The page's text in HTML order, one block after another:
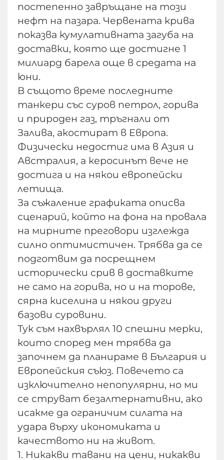
постепенно завръщане на този
нефт на пазара. Червената крива
показва кумулативната загуба на
доставки, която ще достигне 1
милиард барела още в средата на
юни.
В същото време последните
танкери със суров петрол, горива
и природен газ, тръгнали от
Залива, акостират в Европа.
Физически недостиг има в Азия и
Австралия, а керосинът вече не
достига и на някои европейски
летища.
За съжаление графиката описва
сценарий, който на фона на провала
на мирните преговори изглежда
силно оптимистичен. Трябва да се
подготвим да посрещнем
исторически срив в доставките
не само на горива, но и на торове,
сярна киселина и някои други
базови суровини.
Тук съм нахвърлял 10 спешни мерки,
които според мен трябва да
започнем да планираме в България и
Европейския съюз. Повечето са
изключително непопулярни, но ми
се струват безалтернативни, ако
исакме да ограничим силата на
удара върху икономиката и
качеството ни на живот.
1. Никакви тавани на цени, никакви